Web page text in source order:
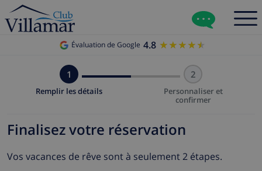
Évaluation de Google 4.8 ★★★★★
★★★★★
1
Remplir les détails
2
Personnaliser et
confirmer
Finalisez votre réservation
Vos vacances de rêve sont à seulement 2 étapes.